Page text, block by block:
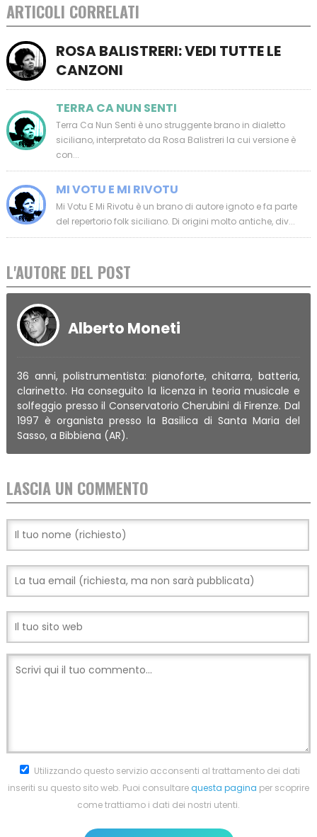
ARTICOLI CORRELATI
ROSA BALISTRERI: VEDI TUTTE LE
CANZONI
TERRA CA NUN SENTI
Terra Ca Nun Senti è uno struggente brano in dialetto
siciliano, interpretato da Rosa Balistreri la cui versione è
con...
MI VOTU E MI RIVOTU
Mi Votu E Mi Rivotu è un brano di autore ignoto e fa parte
del repertorio folk siciliano. Di origini molto antiche, div...
L'AUTORE DEL POST
Alberto Moneti
36 anni, polistrumentista: pianoforte, chitarra, batteria,
clarinetto. Ha conseguito la licenza in teoria musicale e
solfeggio presso il Conservatorio Cherubini di Firenze. Dal
1997 è organista presso la Basilica di Santa Maria del
Sasso, a Bibbiena (AR).
LASCIA UN COMMENTO
Utilizzando questo servizio acconsenti al trattamento dei dati
inseriti su questo sito web. Puoi consultarequesta pagina per scoprire
come trattiamo i dati dei nostri utenti.